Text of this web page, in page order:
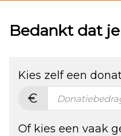
ZA
Bedankt dat
Kies zelf een
€
Of kies een vaak